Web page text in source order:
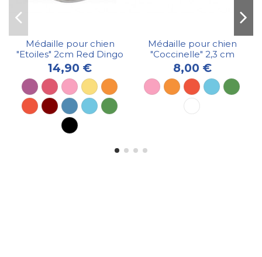
Médaille pour chien
"Etoiles" 2cm Red Dingo
14,90 €
Médaille pour chien
"Coccinelle" 2,3 cm
8,00 €